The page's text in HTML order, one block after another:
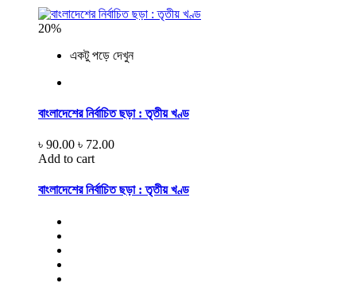
20%
একটু পড়ে দেখুন
বাংলাদেশের নির্বাচিত ছড়া : তৃতীয় খণ্ড
৳ 90.00 ৳ 72.00
Add to cart
বাংলাদেশের নির্বাচিত ছড়া : তৃতীয় খণ্ড